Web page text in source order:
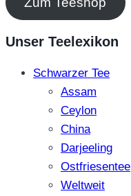
Unser Teelexikon
Schwarzer Tee
Assam
Ceylon
China
Darjeeling
Ostfriesentee
Weltweit